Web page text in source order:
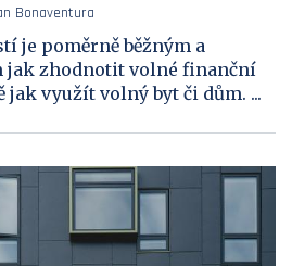
Bonaventura
je poměrně běžným a
jak zhodnotit volné finanční
využít volný byt či dům. ...